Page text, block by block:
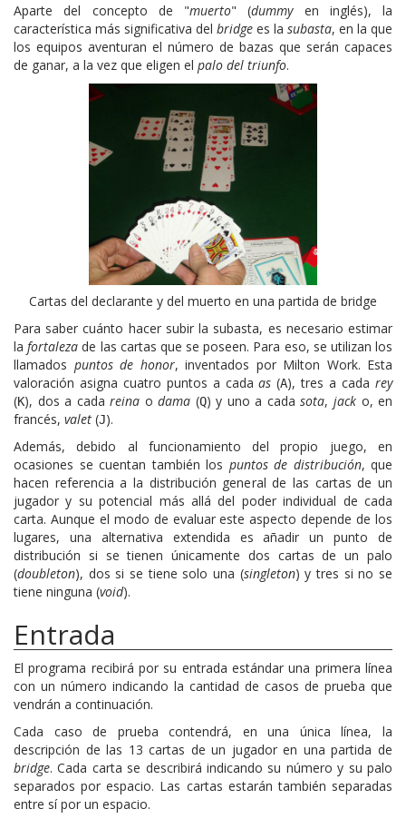
Aparte del concepto de "muerto" (dummyen inglés), la
característica más significativa del bridge es la subasta, en la que
los equipos aventuran el número de bazas que serán capaces
de ganar, a la vez que eligen el palo del triunfo.
Cartas del declarante y del muerto en una partida de bridge
Para saber cuánto hacer subir la subasta, es necesario estimar
lafortaleza de las cartas que se poseen. Para eso, se utilizan los
llamados puntos de honor, inventados por Milton Work. Esta
valoración asigna cuatro puntos a cadaas (A), tres a cadarey
(K), dos a cadareina odama (Q) y uno a cadasota, jacko, en
francés, valet (J).
Además, debido al funcionamiento del propio juego, en
ocasiones se cuentan también los puntos de distribución, que
hacen referencia a la distribución general de las cartas de un
jugador y su potencial más allá del poder individual de cada
carta. Aunque el modo de evaluar este aspecto depende de los
lugares, una alternativa extendida es añadir un punto de
distribución si se tienen únicamente dos cartas de un palo
(doubleton), dos si se tiene solo una (singleton) y tres si no se
tiene ninguna (void).
Entrada
El programa recibirá por su entrada estándar una primera línea
con un número indicando la cantidad de casos de prueba que
vendrán a continuación.
Cada caso de prueba contendrá, en una única línea, la
descripción de las 13 cartas de un jugador en una partida de
bridge. Cada carta se describirá indicando su número y su palo
separados por espacio. Las cartas estarán también separadas
entre sí por un espacio.